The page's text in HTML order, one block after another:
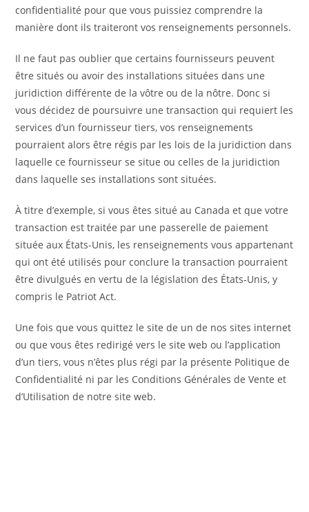
confidentialité pour que vous puissiez comprendre la
manière dont ils traiteront vos renseignements personnels.
Il ne faut pas oublier que certains fournisseurs peuvent
être situés ou avoir des installations situées dans une
juridiction différente de la vôtre ou de la nôtre. Donc si
vous décidez de poursuivre une transaction qui requiert les
services d’un fournisseur tiers, vos renseignements
pourraient alors être régis par les lois de la juridiction dans
laquelle ce fournisseur se situe ou celles de la juridiction
dans laquelle ses installations sont situées.
À titre d’exemple, si vous êtes situé au Canada et que votre
transaction est traitée par une passerelle de paiement
située aux États-Unis, les renseignements vous appartenant
qui ont été utilisés pour conclure la transaction pourraient
être divulgués en vertu de la législation des États-Unis, y
compris le Patriot Act.
Une fois que vous quittez le site de un de nos sites internet
ou que vous êtes redirigé vers le site web ou l’application
d’un tiers, vous n’êtes plus régi par la présente Politique de
Confidentialité ni par les Conditions Générales de Vente et
d’Utilisation de notre site web.